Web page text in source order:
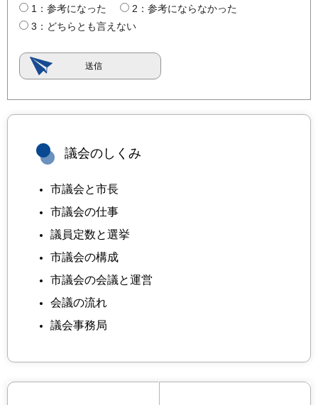
1：参考になった
2：参考にならなかった
3：どちらとも言えない
議会のしくみ
市議会と市長
市議会の仕事
議員定数と選挙
市議会の構成
市議会の会議と運営
会議の流れ
議会事務局